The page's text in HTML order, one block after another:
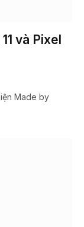
và Pixel
Made by